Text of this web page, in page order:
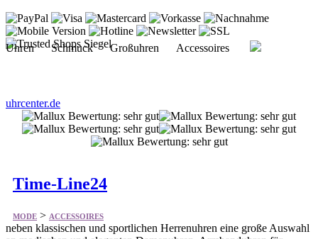
Uhren Schmuck Großuhren Accessoires
uhrcenter.de
Time-Line24
MODE > ACCESSOIRES
neben klassischen und sportlichen Herrenuhren eine große Auswahl